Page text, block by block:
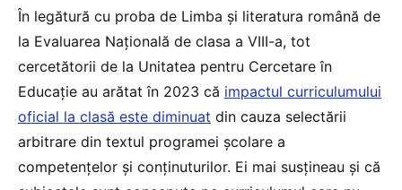
În legătură cu proba de Limba și literatura română de
la Evaluarea Națională de clasa a VIII-a, tot
cercetătorii de la Unitatea pentru Cercetare în
Educație au arătat în 2023 că impactul curriculumului
oficial la clasă este diminuat din cauza selectării
arbitrare din textul programei școlare a
competențelor și conținuturilor. Ei mai susțineau și că